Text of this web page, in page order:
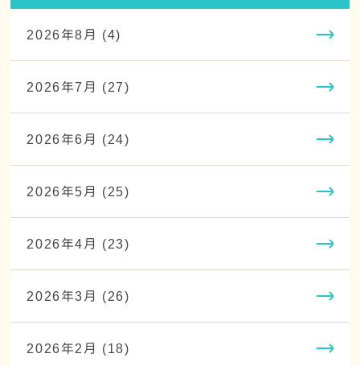
2026年8月 (4)
2026年7月 (27)
2026年6月 (24)
2026年5月 (25)
2026年4月 (23)
2026年3月 (26)
2026年2月 (18)